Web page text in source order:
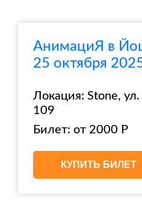
АнимациЯ в
25 октября
Локация: Stone,
109
Билет: от 2000 Р
КУПИТЬ БИЛЕТ